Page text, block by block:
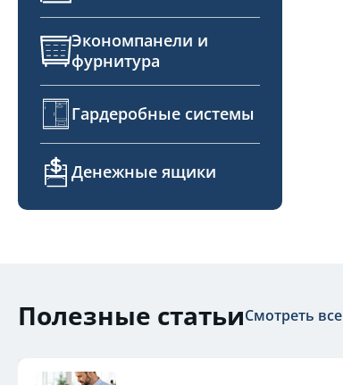
Экономпанели и
фурнитура
Гардеробные системы
Денежные ящики
Полезные статьиСмотреть все